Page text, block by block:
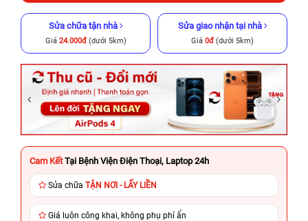
Sửa chữa tận nhà
Giá 24.000đ(dưới 5km)
Sửa giao nhận tại nhà
Giá 0đ (dưới 5km)
Cam Kết Tại Bệnh Viện Điện Thoại, Laptop 24h
Sửa chữa TẬN NƠI - LẤY LIỀN
Giá luôn công khai, không phụ phí ẩn